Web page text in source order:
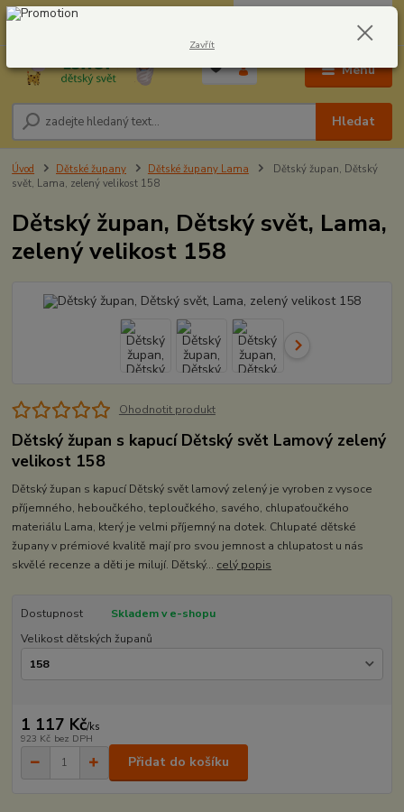
Menu
Hledat
604278943 0,00 Kč
Úvod Dětské župany Dětské župany Lama
Dětský župan, Dětský
svět, Lama, zelený velikost 158
Dětský župan, Dětský svět, Lama,
zelený velikost 158
Ohodnotit produkt
Dětský župan s kapucí Dětský svět Lamový zelený
velikost 158
Dětský župan s kapucí Dětský svět lamový zelený je vyroben z vysoce
příjemného, heboučkého, teploučkého, savého, chlupaťoučkého
materiálu Lama, který je velmi příjemný na dotek. Chlupaté dětské
župany v prémiové kvalitě mají pro svou jemnost a chlupatost u nás
skvělé recenze a děti je milují. Dětský... celý popis
Dostupnost
Skladem v e-shopu
Velikost dětských županů
1 117 Kč/ks
923 Kč bez DPH
Přidat do košíku
Zavřít